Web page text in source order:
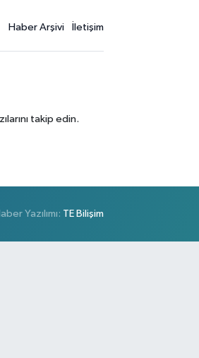
Haber Arşivi İletişim
takip edin.
Yazılımı: TE Bilişim